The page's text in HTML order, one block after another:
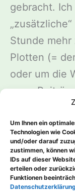
Um Ihnen ein
Technologien wie
und/oder darauf
zustimmen, können
IDs auf dieser
erteilen oder
Funktionen
Datenschutzerklärung
gebracht.
Stunde mehr
Plotten (=
oder um die
neue
Im nächsten
der Nacht
um eine
ZURÜCK